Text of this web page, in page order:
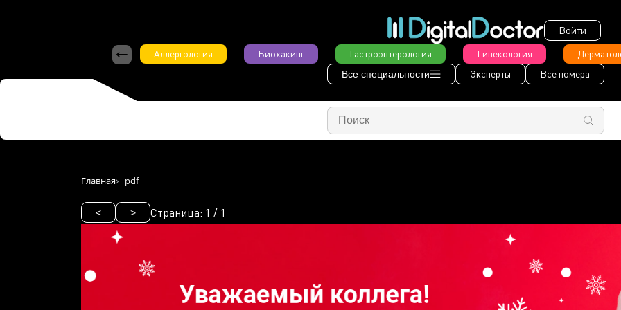
Войти
Аллергология
Биохакинг Гастроэнтерология Гинекология
Все специальности Эксперты Все номера
Главная pdf
< > Страница: 1 / 1